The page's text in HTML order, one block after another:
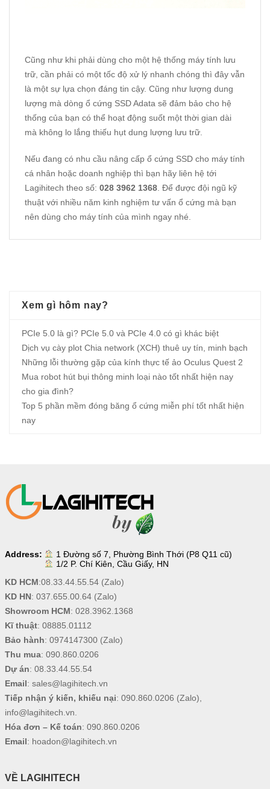
Cũng như khi phải dùng cho một hệ thống máy tính lưu
trữ, cần phải có một tốc độ xử lý nhanh chóng thì đây vẫn
là một sự lựa chọn đáng tin cậy. Cũng như lượng dung
lượng mà dòng ổ cứng SSD Adata sẽ đảm bảo cho hệ
thống của bạn có thể hoạt động suốt một thời gian dài
mà không lo lắng thiếu hụt dung lượng lưu trữ.
Nếu đang có nhu cầu nâng cấp ổ cứng SSD cho máy tính
cá nhân hoặc doanh nghiệp thì bạn hãy liên hệ tới
Lagihitech theo số: 028 3962 1368 . Để được đội ngũ kỹ
thuật với nhiều năm kinh nghiệm tư vấn ổ cứng mà bạn
nên dùng cho máy tính của mình ngay nhé.
Xem gì hôm nay?
PCIe 5.0 là gì? PCIe 5.0 và PCIe 4.0 có gì khác biệt
Dịch vụ cày plot Chia network (XCH) thuê uy tín, minh bạch
Những lỗi thường gặp của kính thực tế ảo Oculus Quest 2
Mua robot hút bụi thông minh loại nào tốt nhất hiện nay
cho gia đình?
Top 5 phần mềm đóng băng ổ cứng miễn phí tốt nhất hiện
nay
Address:
1 Đường số 7, Phường Bình Thới (P8 Q11 cũ)
1/2 P. Chí Kiên, Cầu Giấy, HN
KD HCM:08.33.44.55.54(Zalo)
KD HN: 037.655.00.64(Zalo)
Showroom HCM: 028.3962.1368
Kĩ thuật: 08885.01112
Bảo hành: 0974147300(Zalo)
Thu mua: 090.860.0206
Dự án: 08.33.44.55.54
Email: sales@lagihitech.vn
Tiếp nhận ý kiến, khiếu nại: 090.860.0206 (Zalo),
info@lagihitech.vn
Hóa đơn – Kế toán: 090.860.0206
Email: hoadon@lagihitech.vn
VỀ LAGIHITECH